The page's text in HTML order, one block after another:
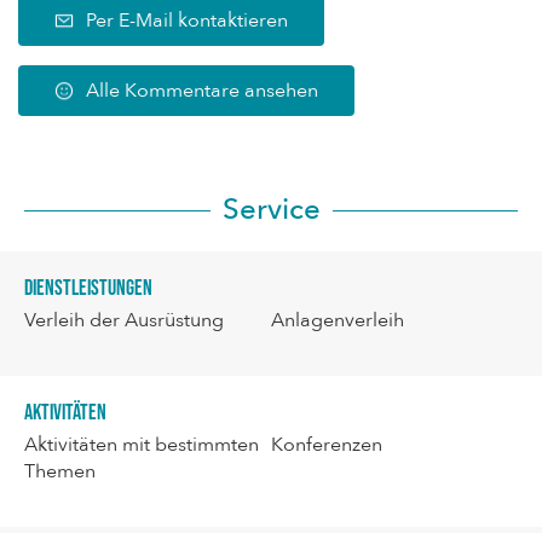
Per E-Mail kontaktieren
Alle Kommentare ansehen
Service
Dienstleistungen
Verleih der Ausrüstung Anlagenverleih
Aktivitäten
Aktivitäten mit bestimmten
Themen
Konferenzen